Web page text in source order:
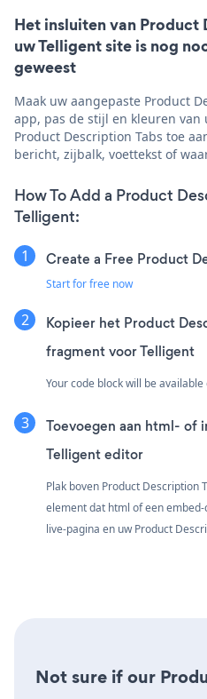
Het insluiten van Product
uw Telligent site is nog
geweest
Maak uw aangepaste Product
app, pas de stijl en kleuren van
Product Description Tabs toe
bericht, zijbalk, voettekst of
How To Add a Product
Telligent:
Create a Free Product
Start for free now
Kopieer het Product
fragment voor Telligent
Your code block will be
Toevoegen aan html- of
Telligent editor
Plak boven Product Description
element dat html of een
live-pagina en uw Product
Not sure if our